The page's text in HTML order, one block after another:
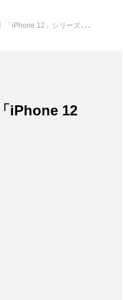
ズ徹底討論と「iPhone 12 mini」「iPhone 12 Pro Max」詳細レビュー
iPhone 12